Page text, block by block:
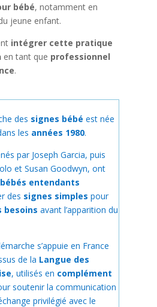
bébé, notamment en
jeune enfant.
intégrer cette pratique
en tant que professionnel
.
des signes bébé est née
les années 1980.
par Joseph Garcia, puis
et Susan Goodwyn, ont
bébés entendants
des signes simples pour
besoins avant l’apparition du
s’appuie en France
de la Langue des
, utilisés en complément
soutenir la communication
privilégié avec le